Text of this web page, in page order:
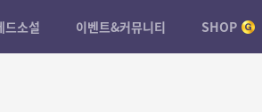
드소설 이벤트&커뮤니티 SHOP